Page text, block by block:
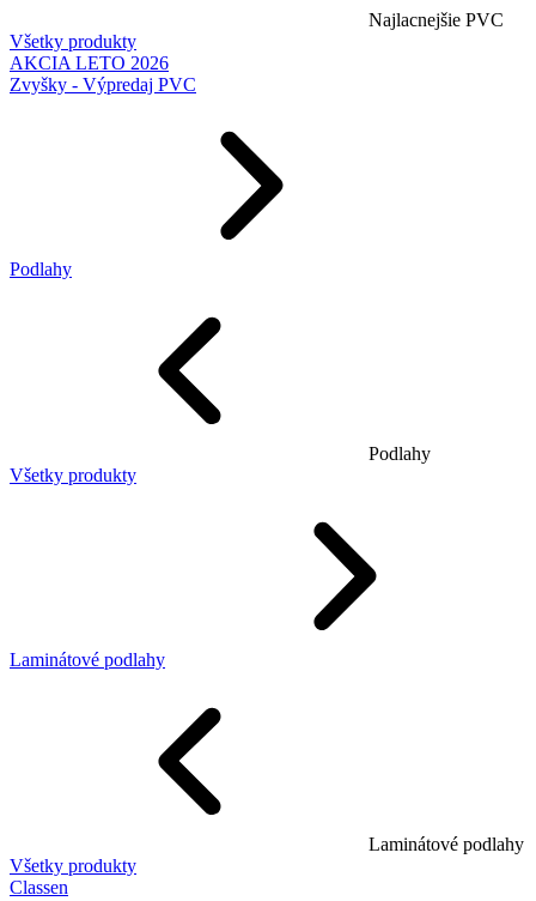
Najlacnejšie PVC
Všetky produkty
AKCIA LETO 2026
Zvyšky - Výpredaj PVC
Podlahy
Podlahy
Všetky produkty
Laminátové podlahy
Laminátové podlahy
Všetky produkty
Classen